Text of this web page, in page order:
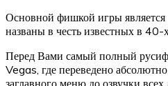
Основной фишкой игры является
названы в честь известных в 40-
Перед Вами самый полный
Vegas, где переведено абсолютно
заглавного меню до озвучки всех